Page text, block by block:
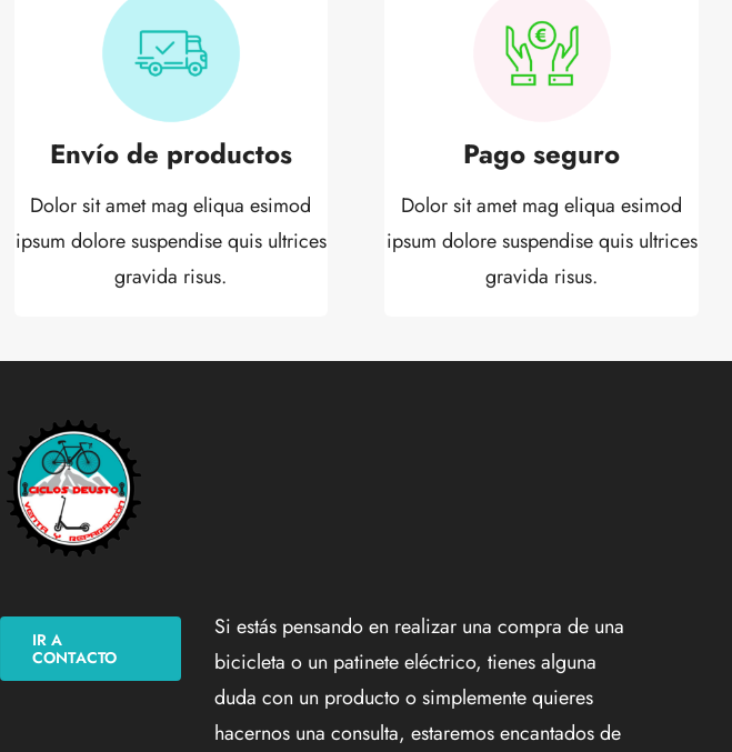
Envío de productos
Dolor sit amet mag eliqua esimod
ipsum dolore suspendise quis ultrices
gravida risus.
Pago seguro
Dolor sit amet mag eliqua esimod
ipsum dolore suspendise quis ultrices
gravida risus.
IR A
CONTACTO
Si estás pensando en realizar una compra de una
bicicleta o un patinete eléctrico, tienes alguna
duda con un producto o simplemente quieres
hacernos una consulta, estaremos encantados de